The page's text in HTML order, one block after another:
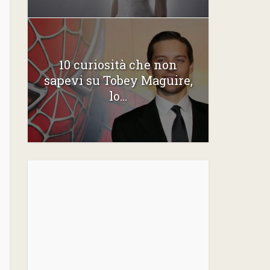
10 curiosità che non
sapevi su Tobey Maguire,
lo...